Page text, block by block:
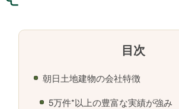
朝日土地建物の会社特徴
5万件*以上の豊富な実績が強み